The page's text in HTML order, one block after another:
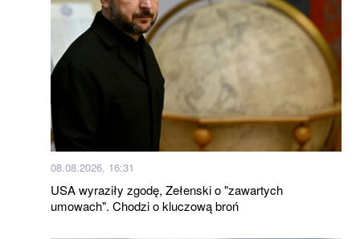
08.08.2026, 16:31
USA wyraziły zgodę, Zełenski o "zawartych
umowach". Chodzi o kluczową broń